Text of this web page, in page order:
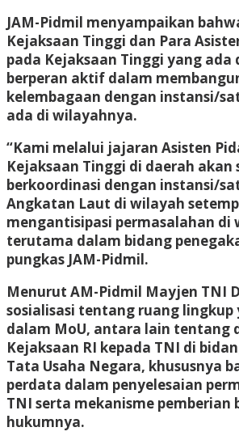
JAM-Pidmil menyampaikan
Kejaksaan Tinggi dan Para
pada Kejaksaan Tinggi yang ada
berperan aktif dalam
kelembagaan dengan instansi/
ada di wilayahnya.
“Kami melalui jajaran Asisten
Kejaksaan Tinggi di daerah akan
berkoordinasi dengan instansi/
Angkatan Laut di wilayah
mengantisipasi permasalahan di
terutama dalam bidang
pungkas JAM-Pidmil.
Menurut AM-Pidmil Mayjen TNI
sosialisasi tentang ruang
dalam MoU, antara lain tentang
Kejaksaan RI kepada TNI di
Tata Usaha Negara, khususnya
perdata dalam penyelesaian
TNI serta mekanisme pemberian
hukumnya.